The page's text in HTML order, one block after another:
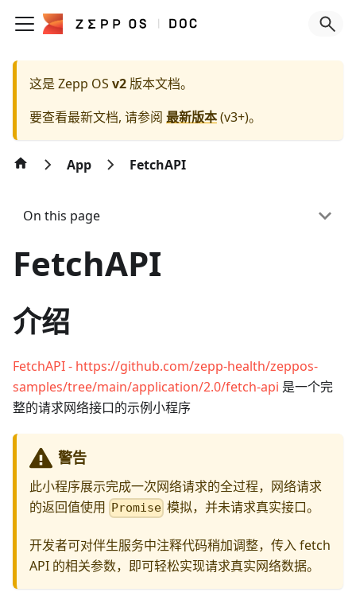
这是 Zepp OS v2 版本文档。
要查看最新文档, 请参阅 最新版本(v3+)。
App FetchAPI
On this page
FetchAPI
介绍
FetchAPI - https://github.com/zepp-health/zeppos-
samples/tree/main/application/2.0/fetch-api 是一个完
整的请求网络接口的示例小程序
警告
此小程序展示完成一次网络请求的全过程，网络请求
的返回值使用
Promise 模拟，并未请求真实接口。
开发者可对伴生服务中注释代码稍加调整，传入 fetch
API 的相关参数，即可轻松实现请求真实网络数据。